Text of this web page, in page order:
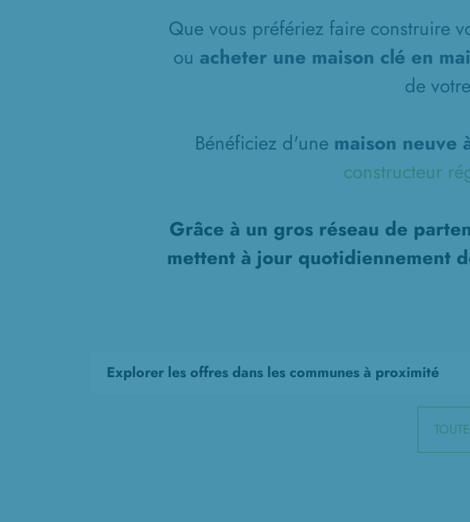
Que vous préfériez faire construire
ou acheter une maison clé en
de
Bénéficiez d'une maison neuve
constructeur
Grâce à un gros réseau de
mettent à jour quotidiennement
Explorer les offres dans les communes à proximité